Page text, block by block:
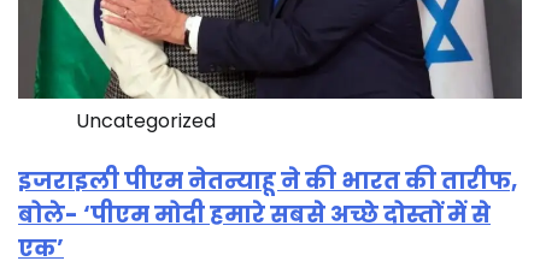
Uncategorized
इजराइली पीएम नेतन्याहू ने की भारत की तारीफ,
बोले- ‘पीएम मोदी हमारे सबसे अच्छे दोस्तों में से
एक’